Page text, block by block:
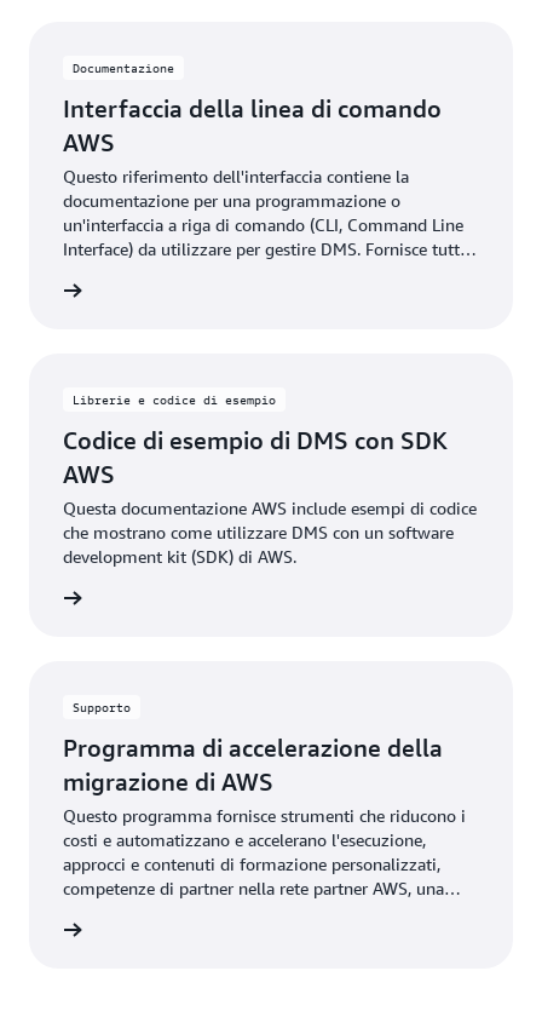
Documentazione
Interfaccia della linea di comando
AWS
Questo riferimento dell'interfaccia contiene la
documentazione per una programmazione o
un'interfaccia a riga di comando (CLI, Command Line
Interface) da utilizzare per gestire DMS. Fornisce tutti i
comandi comuni.
Librerie e codice di esempio
Codice di esempio di DMS con SDK
AWS
Questa documentazione AWS include esempi di codice
che mostrano come utilizzare DMS con un software
development kit (SDK) di AWS.
Supporto
Programma di accelerazione della
migrazione di AWS
Questo programma fornisce strumenti che riducono i
costi e automatizzano e accelerano l'esecuzione,
approcci e contenuti di formazione personalizzati,
competenze di partner nella rete partner AWS, una